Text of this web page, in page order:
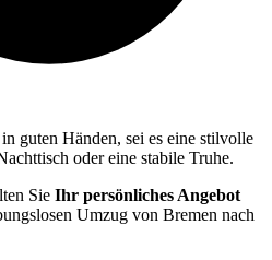
guten Händen, sei es eine stilvolle
oder eine stabile Truhe.
Sie Ihr persönliches Angebot
Umzug von Bremen nach